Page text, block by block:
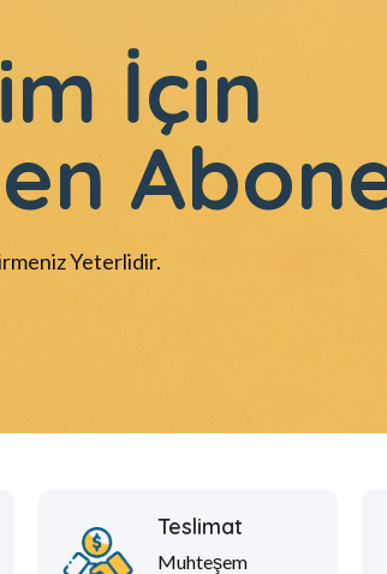
İçin
Yeterlidir.
Teslimat
Muhteşem